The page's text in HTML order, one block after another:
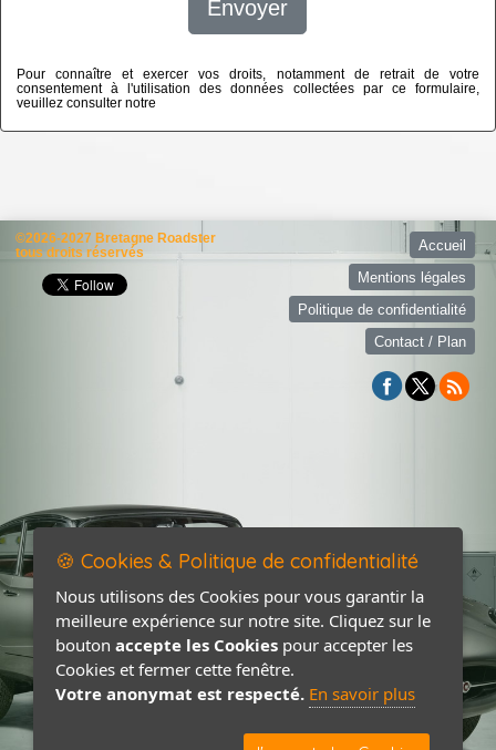
Envoyer
Pour connaître et exercer vos droits, notamment de retrait de votre
consentement à l'utilisation des données collectées par ce formulaire,
veuillez consulter notre
©2026-2027 Bretagne Roadster
tous droits réservés
Accueil
Mentions légales
Politique de confidentialité
Contact / Plan
🍪 Cookies & Politique de confidentialité
Nous utilisons des Cookies pour vous garantir la
meilleure expérience sur notre site. Cliquez sur le
bouton accepte les Cookies pour accepter les
Cookies et fermer cette fenêtre.
Votre anonymat est respecté. En savoir plus